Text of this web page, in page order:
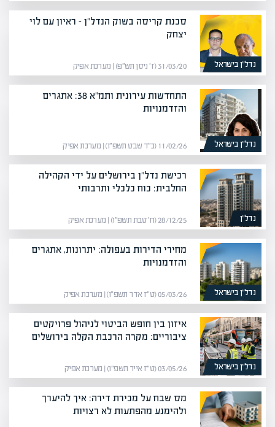
נדל”ן בישראל
סכנת קריסה בשוק הנדל"ן – ראיון עם לוי
יצחק
31/03/20 (ז׳ ניסן תש״פ) | מערכת אפיק
נדל”ן בישראל
התחדשות עירונית ותמ"א 38: אתגרים
והזדמנויות
11/02/26 (כ״ד שבט תשפ״ו) | מערכת אפיק
נדל”ן
רכישת נדל"ן בירושלים על ידי הקהילה
החלבית: כוח כלכלי ותרבותי
28/12/25 (ח׳ טבת תשפ״ו) | מערכת אפיק
נדל”ן בישראל
מחירי הדירות בעפולה: יתרונות, אתגרים
והזדמנויות
05/03/26 (ט״ז אדר תשפ״ו) | מערכת אפיק
נדל”ן בישראל
איזון בין חופש הביטוי לניהול פרויקטים
ציבוריים: מקרה הרכבת הקלה בירושלים
03/05/26 (ט״ז אייר תשפ״ו) | מערכת אפיק
מס שבח על מכירת דירה: איך להיערך
ולהימנע מהפתעות לא רצויות